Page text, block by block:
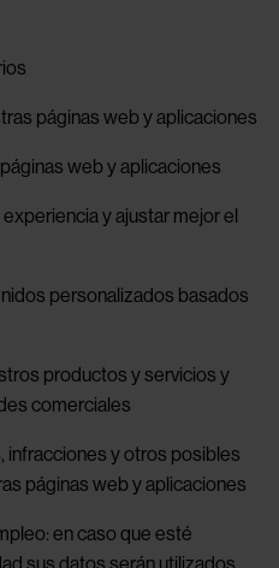
páginas web y aplicaciones
web y aplicaciones
y ajustar mejor el
personalizados basados
productos y servicios y
comerciales
infracciones y otros posibles
páginas web y aplicaciones
en caso que esté